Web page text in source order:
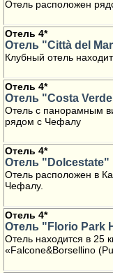
Отель расположен
Отель 4*
Отель "Città del
Клубный отель
Отель 4*
Отель "Costa
Отель с панорамным
рядом с Чефалу
Отель 4*
Отель "Dolcestate"
Отель расположен в
Чефалу.
Отель 4*
Отель "Florio Park
Отель находится в 25
«Falcone&Borsellino